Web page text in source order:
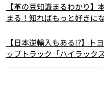
【革の豆知識まるわかり
まる！知ればもっと好きに
【日本逆輸入もある!?】ト
ップトラック「ハイラック